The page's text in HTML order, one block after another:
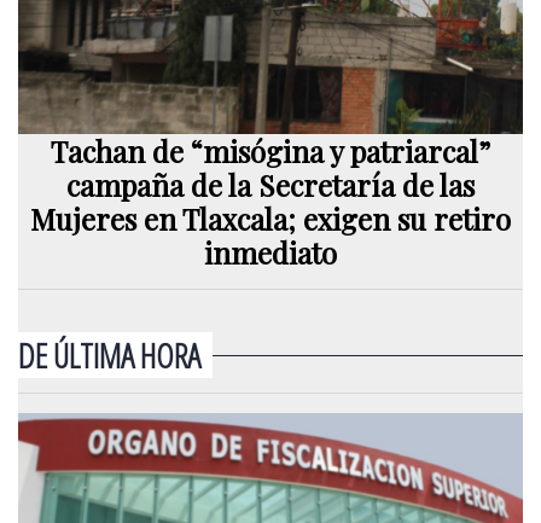
Tachan de “misógina y patriarcal”
campaña de la Secretaría de las
Mujeres en Tlaxcala; exigen su retiro
inmediato
DE ÚLTIMA HORA